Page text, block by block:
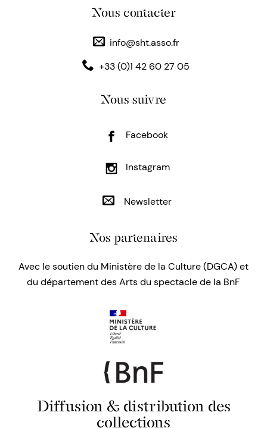
Nous contacter
info@sht.asso.fr
+33 (0)1 42 60 27 05
Nous suivre
Facebook
Instagram
Newsletter
Nos partenaires
Avec le soutien du Ministère de la Culture (DGCA) et
du département des Arts du spectacle de la BnF
Diffusion & distribution des
collections